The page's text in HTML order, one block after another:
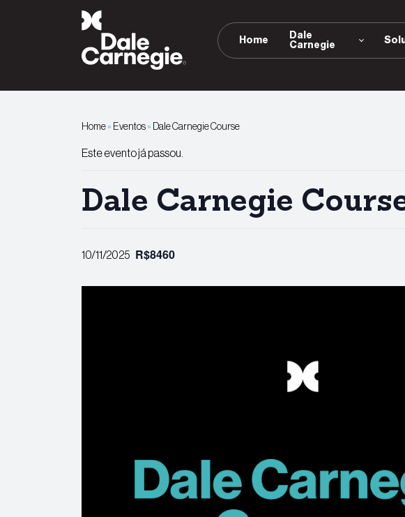
Home
Dale
Carnegie
Home» Eventos» Dale Carnegie Course
Este evento já passou.
Dale Carnegie
10/11/2025 R$8460